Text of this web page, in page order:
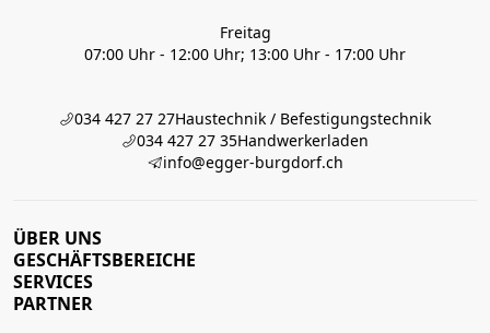
Freitag
07:00 Uhr - 12:00 Uhr; 13:00 Uhr - 17:00 Uhr
034 427 27 27Haustechnik / Befestigungstechnik
034 427 27 35Handwerkerladen
info@egger-burgdorf.ch
ÜBER UNS
GESCHÄFTSBEREICHE
SERVICES
PARTNER